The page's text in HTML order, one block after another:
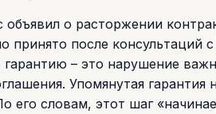
о расторжении
принято после консультаций
– это нарушение
Упомянутая гарантия
его словам, этот шаг